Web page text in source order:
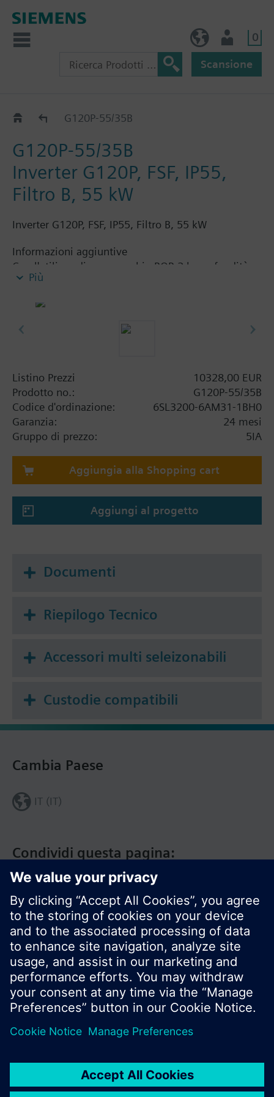
0
Scansione
G120P..5BG120P-55/35B
G120P-55/35B
Inverter G120P, FSF, IP55,
Filtro B, 55 kW
Inverter G120P, FSF, IP55, Filtro B, 55 kW
Informazioni aggiuntive
Con l'utilizzo di un coperchio BOP-2 la profondità
aumenta di 5 mm, e il IOP 15 mm.
Più
Listino Prezzi
10328,00 EUR
Prodotto no.:
G120P-55/35B
Codice d'ordinazione:
6SL3200-6AM31-1BH0
Garanzia:
24 mesi
Gruppo di prezzo:
5IA
Aggiungia alla Shopping cart
Aggiungi al progetto
Documenti
Riepilogo Tecnico
Accessori multi seleizonabili
Custodie compatibili
Condividi questa pagina:
Cambia Paese
IT (IT)
Siemens Italia
I prodotti e i pressi possono variare a seconda del
Informativa sulla privacy